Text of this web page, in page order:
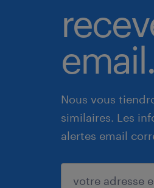
email.
Nous vous
similaires. Les
alertes email